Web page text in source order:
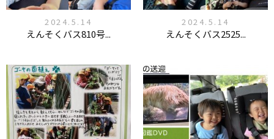
2024.5.14
えんそくバス810号...
2024.5.14
えんそくバス2525...